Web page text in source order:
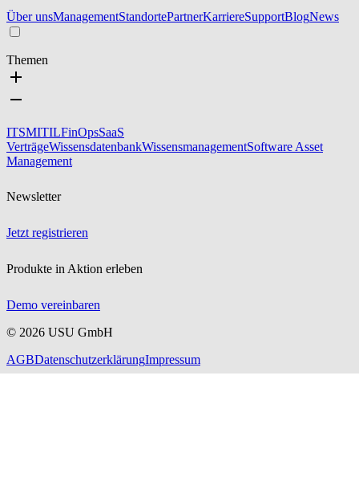
Über unsManagementStandortePartnerKarriereSupportBlogNews
Themen
ITSMITILFinOpsSaaS
VerträgeWissensdatenbankWissensmanagementSoftware Asset
Management
Newsletter
Jetzt registrieren
Produkte in Aktion erleben
Demo vereinbaren
© 2026 USU GmbH
AGBDatenschutzerklärungImpressum